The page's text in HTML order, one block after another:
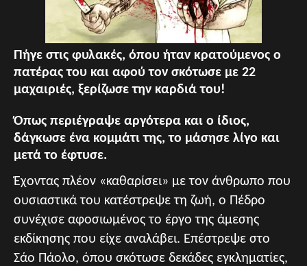
Πήγε στις φυλακές, όπου ήταν κρατούμενος ο
πατέρας του και αφού τον σκότωσε με 22
μαχαιριές, ξερίζωσε την καρδιά του!
Όπως περιέγραψε αργότερα και ο ίδιος,
δάγκωσε ένα κομμάτι της, το μάσησε λίγο και
μετά το έφτυσε.
Έχοντας πλέον «καθαρίσει» με τον άνθρωπο που
ουσιαστικά του κατέστρεψε τη ζωή, ο Πέδρο
συνέχισε αφοσιωμένος το έργο της άμεσης
εκδίκησης που είχε αναλάβει. Επέστρεψε στο
Σάο Πάολο, όπου σκότωσε δεκάδες εγκληματίες,